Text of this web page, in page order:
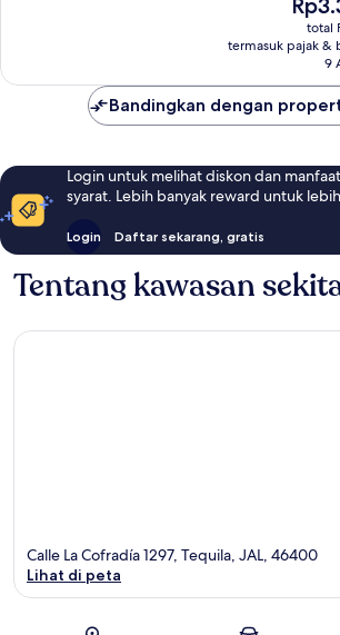
total
termasuk pajak &
9
Bandingkan dengan
Login untuk melihat diskon dan
syarat. Lebih banyak reward untuk
Login Daftar sekarang, gratis
Tentang kawasan
Calle La Cofradía 1297, Tequila, JAL, 46400
Lihat di peta